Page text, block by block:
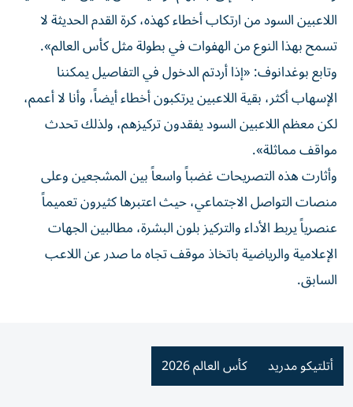
اللاعبين السود من ارتكاب أخطاء كهذه، كرة القدم الحديثة لا
تسمح بهذا النوع من الهفوات في بطولة مثل كأس العالم».
وتابع بوغدانوف: «إذا أردتم الدخول في التفاصيل يمكننا
الإسهاب أكثر، بقية اللاعبين يرتكبون أخطاء أيضاً، وأنا لا أعمم،
لكن معظم اللاعبين السود يفقدون تركيزهم، ولذلك تحدث
مواقف مماثلة».
وأثارت هذه التصريحات غضباً واسعاً بين المشجعين وعلى
منصات التواصل الاجتماعي، حيث اعتبرها كثيرون تعميماً
عنصرياً يربط الأداء والتركيز بلون البشرة، مطالبين الجهات
الإعلامية والرياضية باتخاذ موقف تجاه ما صدر عن اللاعب
السابق.
أتلتيكو مدريد كأس العالم 2026